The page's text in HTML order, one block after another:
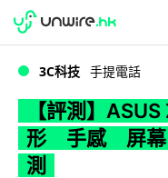
WWDC 2026
3C科技 手提電話
【評測】
形 手感 屏幕
測